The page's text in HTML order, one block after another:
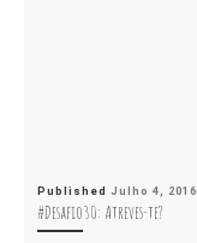
Published Julho 4, 2016
#Desafio30: Atreves-te?